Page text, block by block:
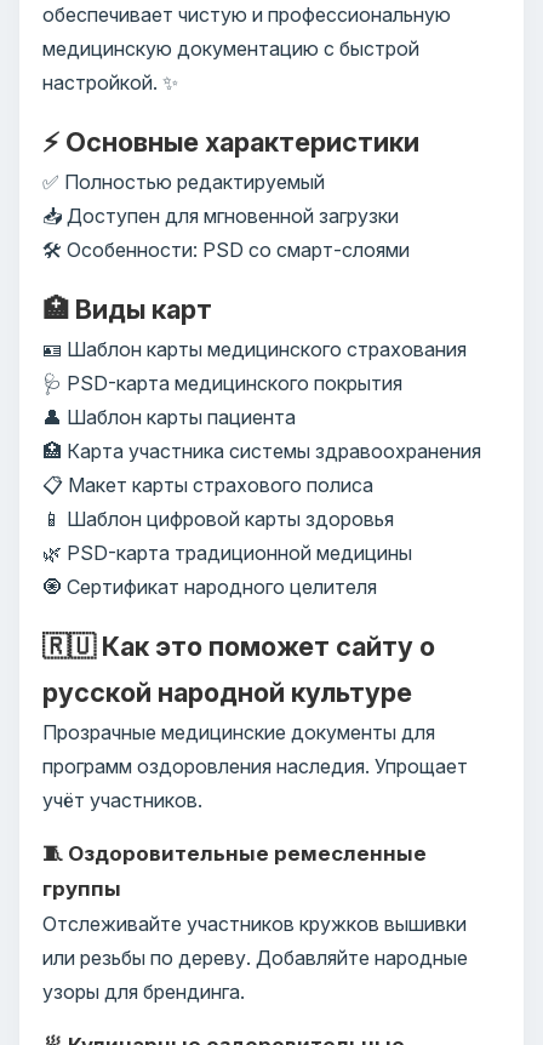
обеспечивает чистую и профессиональную
медицинскую документацию с быстрой
настройкой. ✨
⚡ Основные характеристики
✅ Полностью редактируемый
📥 Доступен для мгновенной загрузки
🛠️ Особенности: PSD со смарт-слоями
🏥 Виды карт
🪪 Шаблон карты медицинского страхования
🩺 PSD-карта медицинского покрытия
👤 Шаблон карты пациента
🏥 Карта участника системы здравоохранения
📋 Макет карты страхового полиса
📱 Шаблон цифровой карты здоровья
🌿 PSD-карта традиционной медицины
🧿 Сертификат народного целителя
🇷🇺 Как это поможет сайту о
русской народной культуре
Прозрачные медицинские документы для
программ оздоровления наследия. Упрощает
учёт участников.
🧵 Оздоровительные ремесленные
группы
Отслеживайте участников кружков вышивки
или резьбы по дереву. Добавляйте народные
узоры для брендинга.